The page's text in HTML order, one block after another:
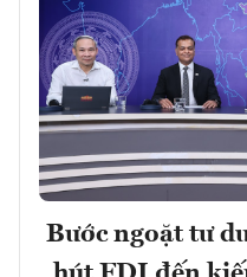
Bước ngoặt tư